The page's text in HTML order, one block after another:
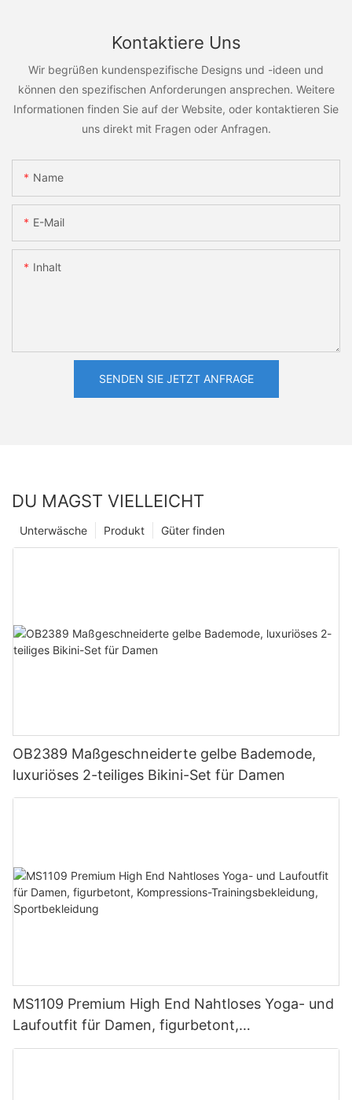
Kontaktiere Uns
Wir begrüßen kundenspezifische Designs und -ideen und
können den spezifischen Anforderungen ansprechen. Weitere
Informationen finden Sie auf der Website, oder kontaktieren Sie
uns direkt mit Fragen oder Anfragen.
Name
E-Mail
Inhalt
SENDEN SIE JETZT ANFRAGE
DU MAGST VIELLEICHT
Güter finden
Produkt
Unterwäsche
OB2389 Maßgeschneiderte gelbe Bademode,
luxuriöses 2-teiliges Bikini-Set für Damen
MS1109 Premium High End Nahtloses Yoga- und
Laufoutfit für Damen, figurbetont,
Kompressions-Trainingsbekleidung,